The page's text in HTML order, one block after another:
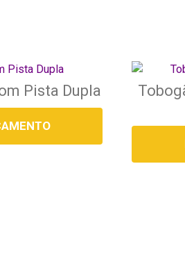
Pista Dupla